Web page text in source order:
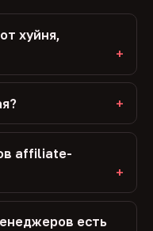
хуйня,
affiliate-
есть